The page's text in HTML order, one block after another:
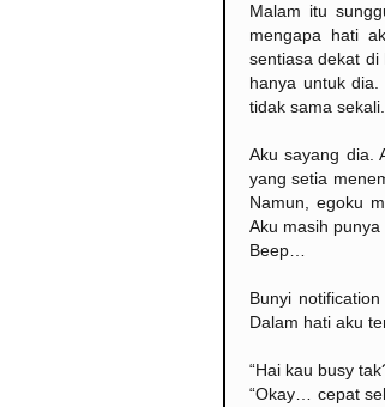
Malam itu
mengapa hati
sentiasa dekat di
hanya untuk
tidak sama sekali.
Aku sayang dia.
yang setia
Namun, egoku
Aku masih punya
Beep…
Bunyi
Dalam hati aku
“Hai kau busy
“Okay… cepat